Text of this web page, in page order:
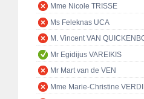
Mme Nicole TRISSE
Ms Feleknas UCA
M. Vincent VAN
Mr Egidijus VAREIKIS
Mr Mart van de VEN
Mme Marie-Christine